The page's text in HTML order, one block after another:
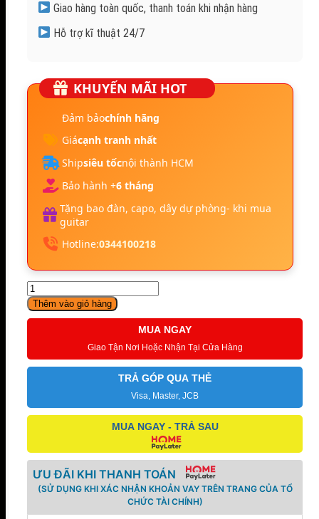
Giao hàng toàn quốc, thanh toán khi nhận hàng
Hỗ trợ kĩ thuật 24/7
KHUYẾN MÃI HOT
Đảm bảochính hãng
Giácạnh tranh nhất
Shipsiêu tốcnội thành HCM
Bảo hành +6 tháng
Tặng bao đàn, capo, dây dự phòng- khi mua
guitar
Hotline:0344100218
Guitar
Điện
Fender
Strat
HT
số
lượng
Thêm vào giỏ hàng
MUA NGAY
Giao Tận Nơi Hoặc Nhận Tại Cửa Hàng
TRẢ GÓP QUA THẺ
Visa, Master, JCB
MUA NGAY - TRẢ SAU
ƯU ĐÃI KHI THANH TOÁN
(SỬ DỤNG KHI XÁC NHẬN KHOẢN VAY TRÊN TRANG CỦA TỔ
CHỨC TÀI CHÍNH)